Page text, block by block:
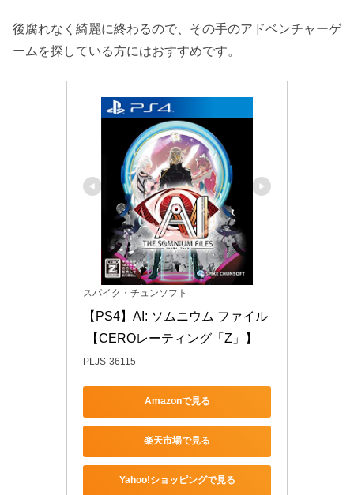
後腐れなく綺麗に終わるので、その手のアドベンチャーゲ
ームを探している方にはおすすめです。
スパイク・チュンソフト
【PS4】AI: ソムニウム ファイル
【CEROレーティング「Z」】
PLJS-36115
Amazonで見る
楽天市場で見る
Yahoo!ショッピングで見る